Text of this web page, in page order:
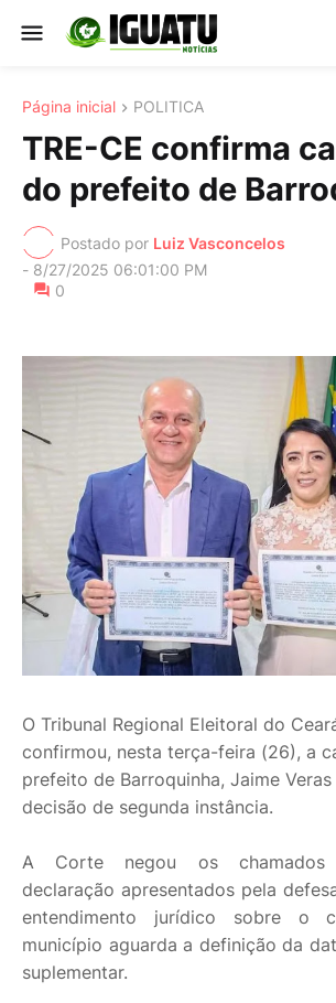
Página inicial POLITICA
TRE-CE confirma
do prefeito de
Postado por Luiz Vasconcelos
- 8/27/2025 06:01:00 PM
0
O Tribunal Regional Eleitoral do
confirmou, nesta terça-feira (26), a
prefeito de Barroquinha, Jaime Veras
decisão de segunda instância.
A Corte negou os chamados
declaração apresentados pela
entendimento jurídico sobre o
município aguarda a definição da
suplementar.